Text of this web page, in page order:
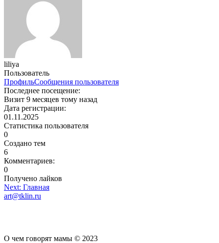
liliya
Пользователь
ПрофильСообщения пользователя
Последнее посещение:
Визит 9 месяцев тому назад
Дата регистрации:
01.11.2025
Статистика пользователя
0
Создано тем
6
Комментариев:
0
Получено лайков
Навигация
по
Next: Главная
art@tklin.ru
О чем говорят мамы © 2023